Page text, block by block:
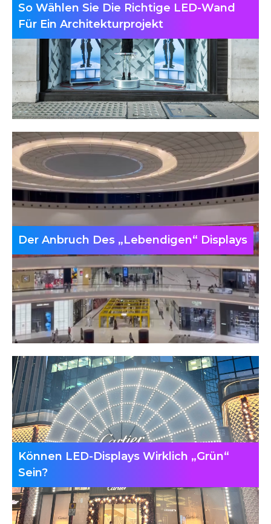
So Wählen Sie Die Richtige LED-Wand
Für Ein Architekturprojekt
Der Anbruch Des „lebendigen“ Displays
Können LED-Displays Wirklich „grün“
Sein?